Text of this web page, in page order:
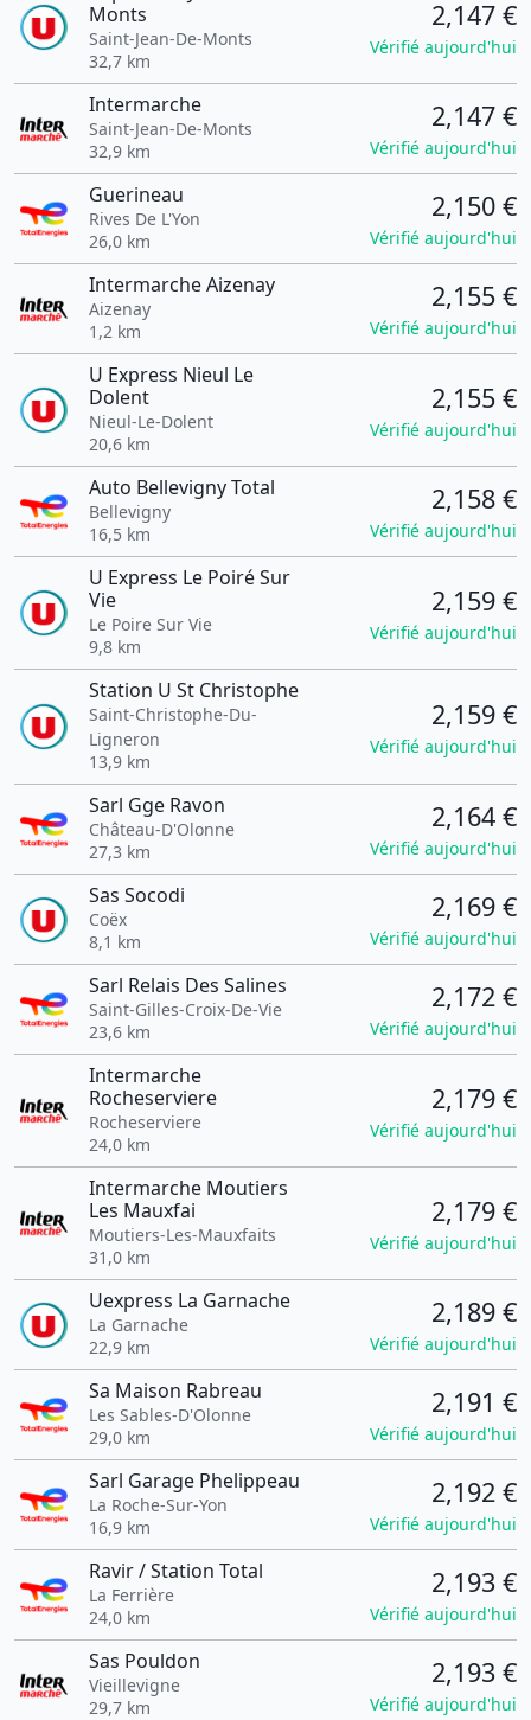
Monts
Saint-Jean-De-Monts
32,7 km
2,147 €
Vérifié aujourd'hui
Intermarche
Saint-Jean-De-Monts
32,9 km
2,147 €
Vérifié aujourd'hui
Guerineau
Rives De L'Yon
26,0 km
2,150 €
Vérifié aujourd'hui
Intermarche Aizenay
Aizenay
1,2 km
2,155 €
Vérifié aujourd'hui
U Express Nieul Le
Dolent
Nieul-Le-Dolent
20,6 km
2,155 €
Vérifié aujourd'hui
Auto Bellevigny Total
Bellevigny
16,5 km
2,158 €
Vérifié aujourd'hui
U Express Le Poiré Sur
Vie
Le Poire Sur Vie
9,8 km
2,159 €
Vérifié aujourd'hui
Station U St Christophe
Saint-Christophe-Du-
Ligneron
13,9 km
2,159 €
Vérifié aujourd'hui
Sarl Gge Ravon
Château-D'Olonne
27,3 km
2,164 €
Vérifié aujourd'hui
Sas Socodi
Coëx
8,1 km
2,169 €
Vérifié aujourd'hui
Sarl Relais Des Salines
Saint-Gilles-Croix-De-Vie
23,6 km
2,172 €
Vérifié aujourd'hui
Intermarche
Rocheserviere
Rocheserviere
24,0 km
2,179 €
Vérifié aujourd'hui
Intermarche Moutiers
Les Mauxfai
Moutiers-Les-Mauxfaits
31,0 km
2,179 €
Vérifié aujourd'hui
Uexpress La Garnache
La Garnache
22,9 km
2,189 €
Vérifié aujourd'hui
Sa Maison Rabreau
Les Sables-D'Olonne
29,0 km
2,191 €
Vérifié aujourd'hui
Sarl Garage Phelippeau
La Roche-Sur-Yon
16,9 km
2,192 €
Vérifié aujourd'hui
Ravir / Station Total
La Ferrière
24,0 km
2,193 €
Vérifié aujourd'hui
Sas Pouldon
Vieillevigne
29,7 km
2,193 €
Vérifié aujourd'hui